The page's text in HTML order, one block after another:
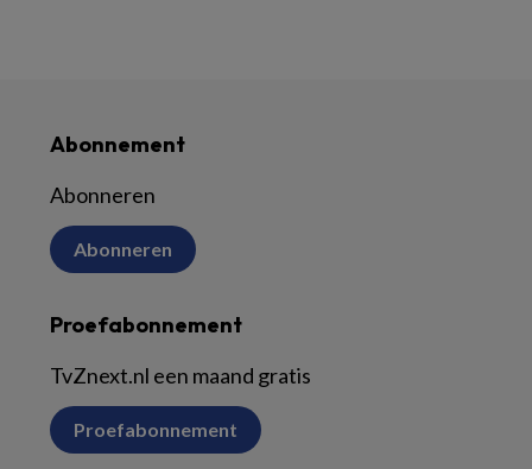
Abonnement
Abonneren
Abonneren
Proefabonnement
TvZnext.nl een maand gratis
Proefabonnement